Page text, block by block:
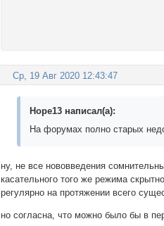
Ср, 19 Авг 2020 12:43:47
Hope13 написал(а):
На форумах полно старых
ну, не все нововведения
касательного того же режима
регулярно на протяжении всего
но согласна, что можно было бы в